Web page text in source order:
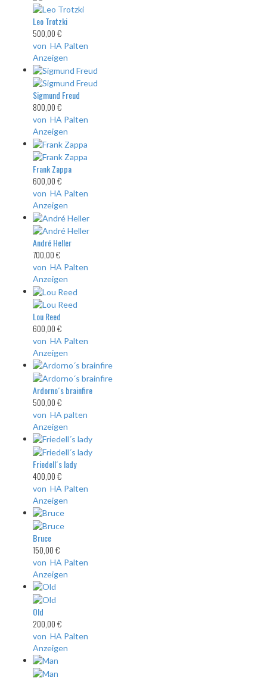
Leo Trotzki
500,00 €
von HA Palten
Anzeigen
Sigmund Freud
800,00 €
von HA Palten
Anzeigen
Frank Zappa
600,00 €
von HA Palten
Anzeigen
André Heller
700,00 €
von HA Palten
Anzeigen
Lou Reed
600,00 €
von HA Palten
Anzeigen
Ardorno´s brainfire
500,00 €
von HA palten
Anzeigen
Friedell´s lady
400,00 €
von HA Palten
Anzeigen
Bruce
150,00 €
von HA Palten
Anzeigen
Old
200,00 €
von HA Palten
Anzeigen